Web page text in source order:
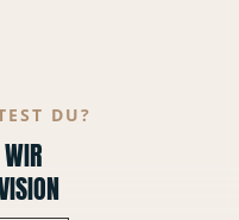
DU?